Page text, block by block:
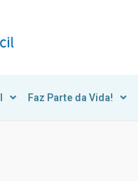
Faz Parte da Vida!